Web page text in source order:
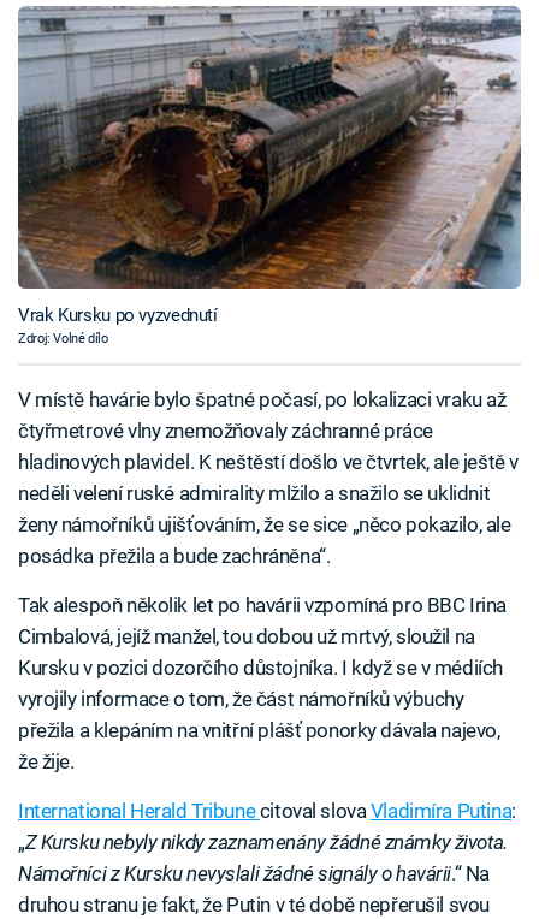
Vrak Kursku po vyzvednutí
Zdroj: Volné dílo
V místě havárie bylo špatné počasí, po lokalizaci vraku až
čtyřmetrové vlny znemožňovaly záchranné práce
hladinových plavidel. K neštěstí došlo ve čtvrtek, ale ještě v
neděli velení ruské admirality mlžilo a snažilo se uklidnit
ženy námořníků ujišťováním, že se sice „něco pokazilo, ale
posádka přežila a bude zachráněna“.
Tak alespoň několik let po havárii vzpomíná pro BBC Irina
Cimbalová, jejíž manžel, tou dobou už mrtvý, sloužil na
Kursku v pozici dozorčího důstojníka. I když se v médiích
vyrojily informace o tom, že část námořníků výbuchy
přežila a klepáním na vnitřní plášť ponorky dávala najevo,
že žije.
International Herald Tribunecitoval slovaVladimíra Putina:
„Z Kursku nebyly nikdy zaznamenány žádné známky života.
Námořníci z Kursku nevyslali žádné signály o havárii.“ Na
druhou stranu je fakt, že Putin v té době nepřerušil svou